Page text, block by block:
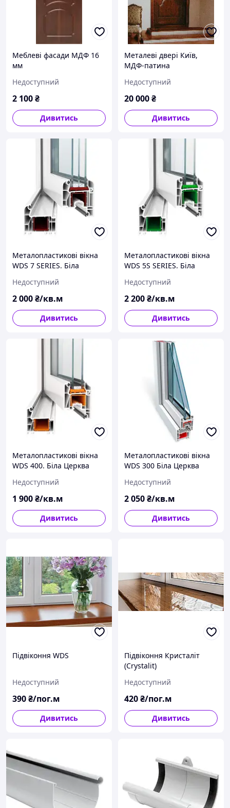
Меблеві фасади МДФ 16
мм
Недоступний
2 100₴
Дивитись
Металеві двері Київ,
МДФ-патина
Недоступний
20 000₴
Дивитись
Металопластикові вікна
WDS 7 SERIES. Біла
Недоступний
2 000₴/кв.м
Дивитись
Металопластикові вікна
WDS 5S SERIES. Біла
Недоступний
2 200₴/кв.м
Дивитись
Металопластикові вікна
WDS 400. Біла Церква
Недоступний
1 900₴/кв.м
Дивитись
Металопластикові вікна
WDS 300 Біла Церква
Недоступний
2 050₴/кв.м
Дивитись
Підвіконня WDS
Недоступний
390₴/пог.м
Дивитись
Підвіконня Кристаліт
(Crystalit)
Недоступний
420₴/пог.м
Дивитись